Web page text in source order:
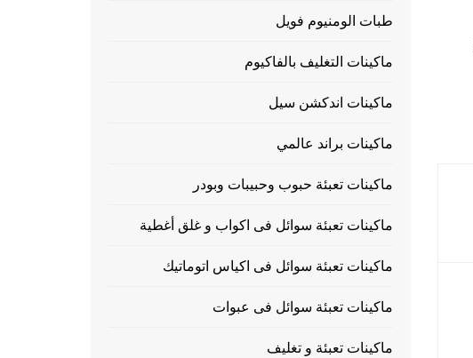
طبات الومنيوم فويل
ماكينات التغليف بالفاكيوم
ماكينات اندكشن سيل
ماكينات براند عالمي
ماكينات تعبئة حبوب وحبيبات وبودر
ماكينات تعبئة سوائل فى اكواب و غلق أغطية
ماكينات تعبئة سوائل فى اكياس اتوماتيك
ماكينات تعبئة سوائل فى عبوات
ماكينات تعبئة و تغليف